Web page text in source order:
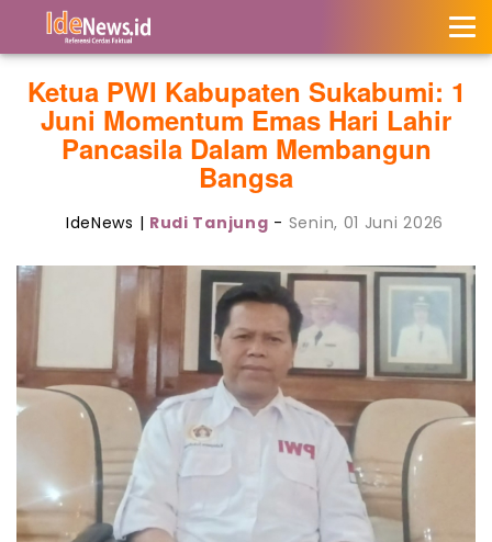
Ketua PWI Kabupaten Sukabumi: 1
Juni Momentum Emas Hari Lahir
Pancasila Dalam Membangun
Bangsa
IdeNews | Rudi Tanjung - Senin, 01 Juni 2026